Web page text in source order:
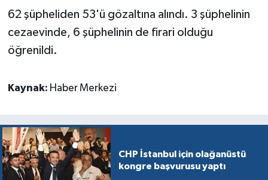
62 şüpheliden 53'ü gözaltına alındı. 3 şüphelinin
cezaevinde, 6 şüphelinin de firari olduğu
öğrenildi.
Kaynak: Haber Merkezi
CHP İstanbul için olağanüstü
kongre başvurusu yaptı